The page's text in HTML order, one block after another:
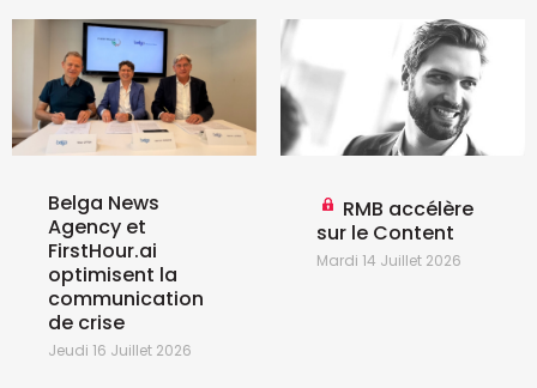
Belga News
Agency et
FirstHour.ai
optimisent la
communication
de crise
Jeudi 16 Juillet 2026
RMB accélère
sur le Content
Mardi 14 Juillet 2026